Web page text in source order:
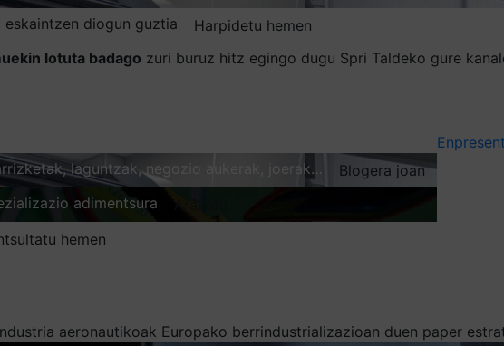
diogun guztia
Harpidetu hemen
lotuta badago zuri buruz hitz egingo dugu Spri Taldeko gure
laguntzak, negozio aukerak, joerak…
Blogera joan
adimentsura
hemen
aeronautikoak Europako berrindustrializazioan duen paper